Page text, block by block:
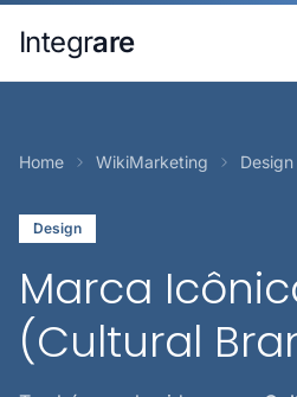
Integrare
Home WikiMarketing Design
Design
Marca
(Cultural